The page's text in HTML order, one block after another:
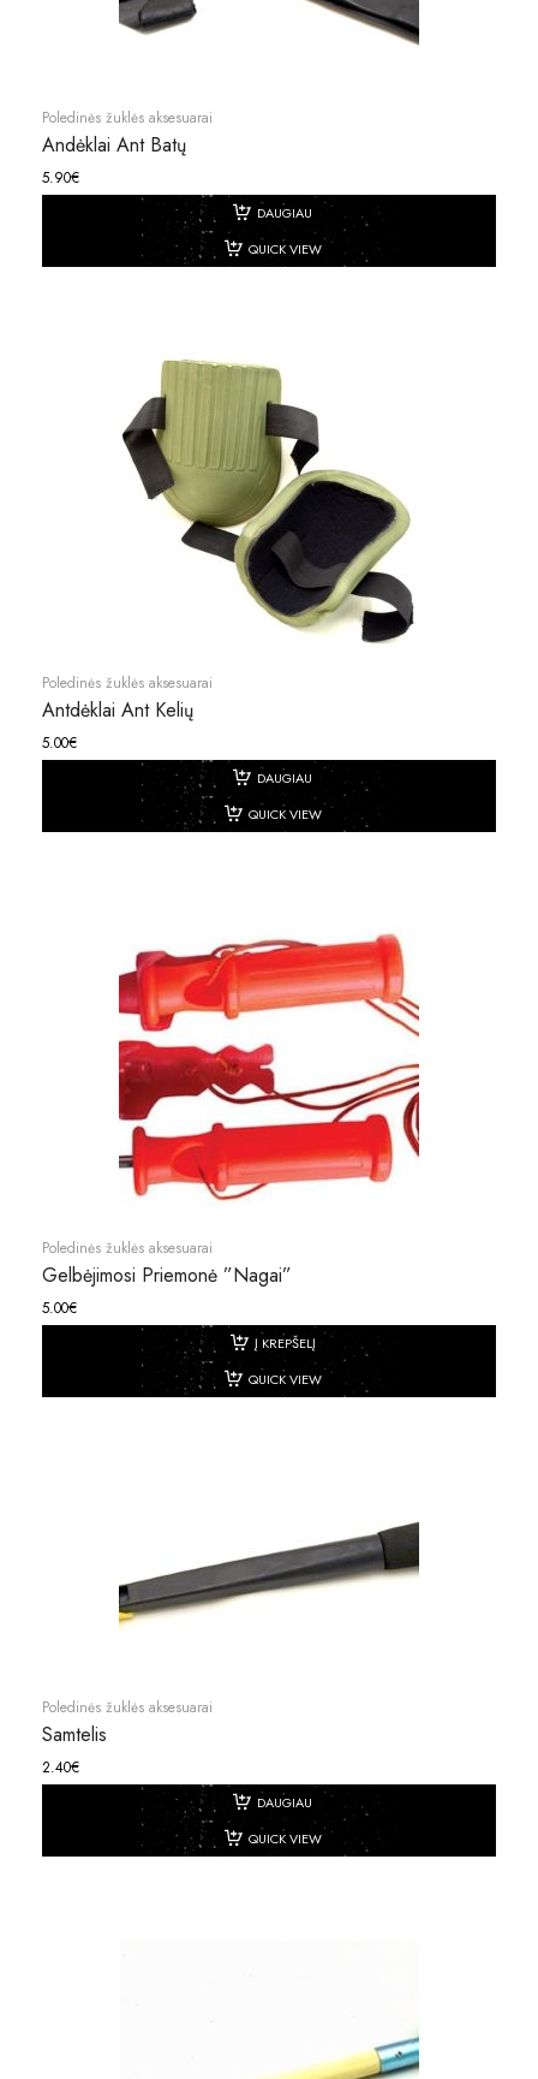
Poledinės žuklės aksesuarai
Andėklai Ant Batų
5.90€
DAUGIAU
QUICK VIEW
Poledinės žuklės aksesuarai
Antdėklai Ant Kelių
5.00€
DAUGIAU
QUICK VIEW
Poledinės žuklės aksesuarai
Gelbėjimosi Priemonė ”nagai”
5.00€
Į KREPŠELĮ
QUICK VIEW
Poledinės žuklės aksesuarai
Samtelis
2.40€
DAUGIAU
QUICK VIEW